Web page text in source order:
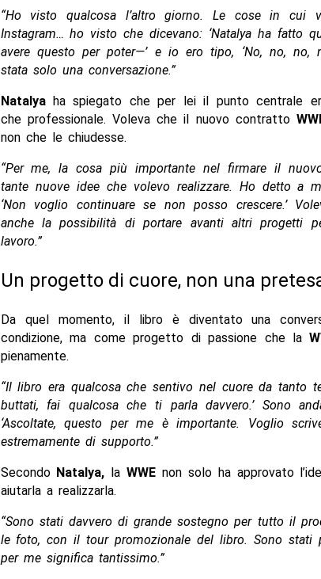
“Ho visto qualcosa l’altro giorno. Le cose in cui
Instagram… ho visto che dicevano: ‘Natalya ha fatto
avere questo per poter—’ e io ero tipo, ‘No, no, no,
stata solo una conversazione.”
Natalyaha spiegato che per lei il punto centrale
che professionale. Voleva che il nuovo contratto
non che le chiudesse.
“Per me, la cosa più importante nel firmare il
tante nuove idee che volevo realizzare. Ho detto a
‘Non voglio continuare se non posso crescere.’
anche la possibilità di portare avanti altri progetti
lavoro.”
Un progetto di cuore, non una
Da quel momento, il libro è diventato una
condizione, ma come progetto di passione che la
pienamente.
“Il libro era qualcosa che sentivo nel cuore da tanto
buttati, fai qualcosa che ti parla davvero.’ Sono
‘Ascoltate, questo per me è importante. Voglio
estremamente di supporto.”
Secondo Natalya, laWWE non solo ha approvato
aiutarla a realizzarla.
“Sono stati davvero di grande sostegno per tutto il
le foto, con il tour promozionale del libro. Sono stati
per me significa tantissimo.”